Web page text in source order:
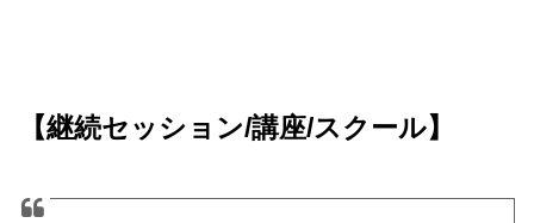
【継続セッション/講座/スクール】